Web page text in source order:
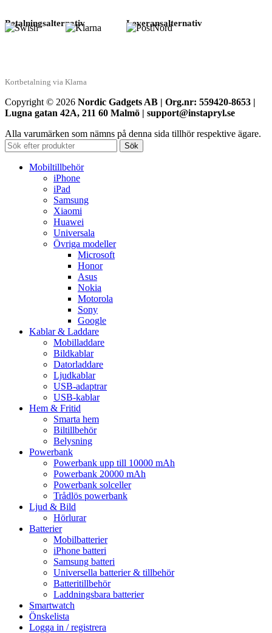
Betalningsalternativ
Kortbetalning via Klarna
Leveransalternativ
Copyright © 2026 Nordic Gadgets AB | Org.nr: 559420-8653 |
Lugna gatan 42A, 211 60 Malmö | support@instapryl.se
Alla varumärken som nämns på denna sida tillhör respektive ägare.
Sök
Mobiltillbehör
iPhone
iPad
Samsung
Xiaomi
Huawei
Universala
Övriga modeller
Microsoft
Honor
Asus
Nokia
Motorola
Sony
Google
Kablar & Laddare
Mobilladdare
Bildkablar
Datorladdare
Ljudkablar
USB-adaptrar
USB-kablar
Hem & Fritid
Smarta hem
Biltillbehör
Belysning
Powerbank
Powerbank upp till 10000 mAh
Powerbank 20000 mAh
Powerbank solceller
Trådlös powerbank
Ljud & Bild
Hörlurar
Batterier
Mobilbatterier
iPhone batteri
Samsung batteri
Universella batterier & tillbehör
Batteritillbehör
Laddningsbara batterier
Smartwatch
Önskelista
Logga in / registrera